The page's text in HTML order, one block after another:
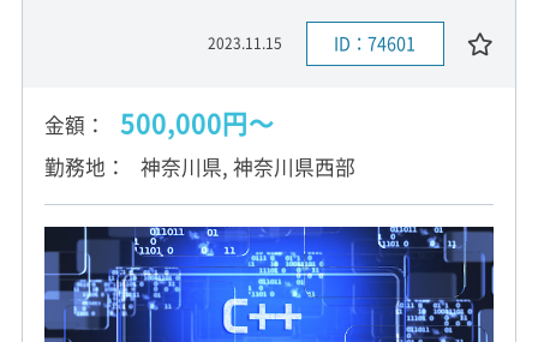
2023.11.15 ID：74601
金額 500,000円〜
勤務地 神奈川県, 神奈川県西部